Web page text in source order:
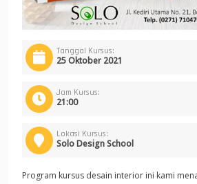
Tanggal Kursus:
25 Oktober 2021
Jam Kursus:
21:00
Lokasi Kursus:
Solo Design School
Program kursus desain interior ini kami